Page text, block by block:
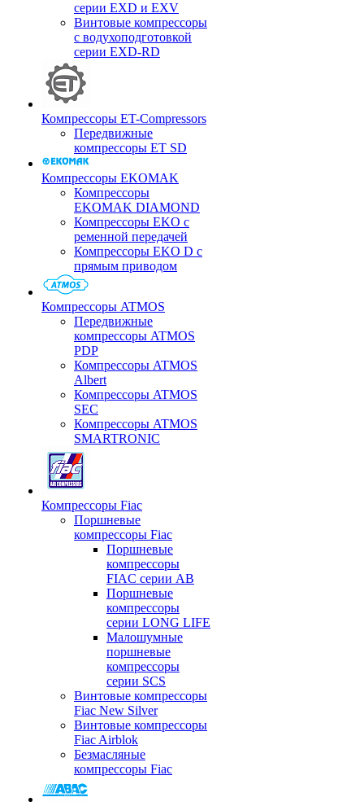
серии EXD и EXV
Винтовые компрессоры
с водухоподготовкой
серии EXD-RD
Компрессоры ET-Compressors
Передвижные
компрессоры ET SD
Компрессоры EKOMAK
Компрессоры
EKOMAK DIAMOND
Компрессоры EKO c
ременной передачей
Компрессоры EKO D с
прямым приводом
Компрессоры ATMOS
Передвижные
компрессоры ATMOS
PDP
Компрессоры ATMOS
Albert
Компрессоры ATMOS
SEC
Компрессоры ATMOS
SMARTRONIC
Компрессоры Fiac
Поршневые
компрессоры Fiac
Поршневые
компрессоры
FIAC серии AB
Поршневые
компрессоры
серии LONG LIFE
Малошумные
поршневые
компрессоры
серии SCS
Винтовые компрессоры
Fiac New Silver
Винтовые компрессоры
Fiac Airblok
Безмасляные
компрессоры Fiac